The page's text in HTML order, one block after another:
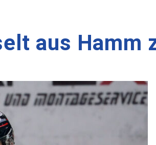
aus Hamm